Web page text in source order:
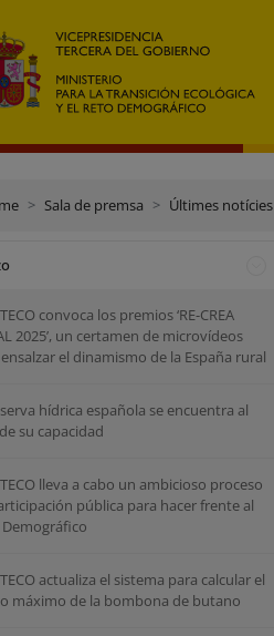
Sala de premsa Últimes notícies
convoca los premios ‘RE-CREA
2025’, un certamen de microvídeos
el dinamismo de la España rural
hídrica española se encuentra al
su capacidad
lleva a cabo un ambicioso proceso
pública para hacer frente al
Demográfico
actualiza el sistema para calcular el
máximo de la bombona de butano